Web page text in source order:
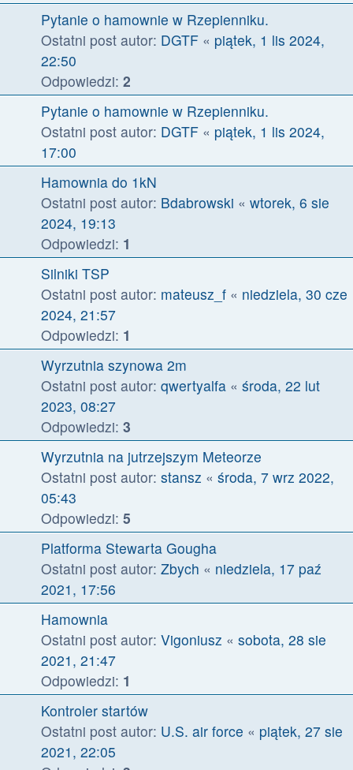
Pytanie o hamownie w Rzepienniku.
Ostatni post autor: DGTF « piątek, 1 lis 2024,
22:50
Odpowiedzi: 2
Pytanie o hamownie w Rzepienniku.
Ostatni post autor: DGTF « piątek, 1 lis 2024,
17:00
Hamownia do 1kN
Ostatni post autor: Bdabrowski « wtorek, 6 sie
2024, 19:13
Odpowiedzi: 1
Silniki TSP
Ostatni post autor: mateusz_f « niedziela, 30 cze
2024, 21:57
Odpowiedzi: 1
Wyrzutnia szynowa 2m
Ostatni post autor: qwertyalfa « środa, 22 lut
2023, 08:27
Odpowiedzi: 3
Wyrzutnia na jutrzejszym Meteorze
Ostatni post autor: stansz « środa, 7 wrz 2022,
05:43
Odpowiedzi: 5
Platforma Stewarta Gougha
Ostatni post autor: Zbych « niedziela, 17 paź
2021, 17:56
Hamownia
Ostatni post autor: Vigoniusz « sobota, 28 sie
2021, 21:47
Odpowiedzi: 1
Kontroler startów
Ostatni post autor: U.S. air force « piątek, 27 sie
2021, 22:05